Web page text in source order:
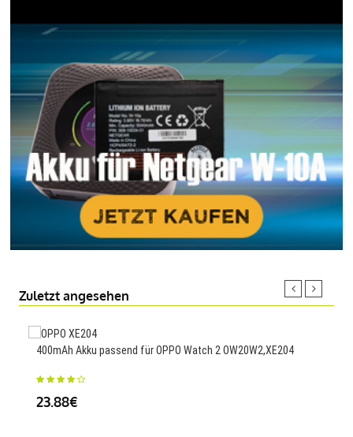
Zuletzt angesehen
400mAh Akku passend für OPPO Watch 2 OW20W2,XE204
23.88€